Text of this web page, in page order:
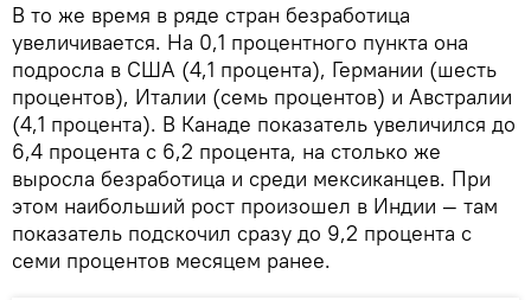
В то же время в ряде стран безработица
увеличивается. На 0,1 процентного пункта она
подросла в США (4,1 процента), Германии (шесть
процентов), Италии (семь процентов) и Австралии
(4,1 процента). В Канаде показатель увеличился до
6,4 процента с 6,2 процента, на столько же
выросла безработица и среди мексиканцев. При
этом наибольший рост произошел в Индии — там
показатель подскочил сразу до 9,2 процента с
семи процентов месяцем ранее.